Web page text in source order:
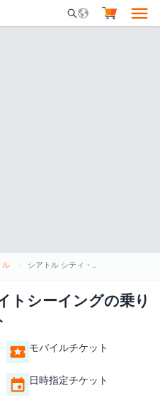
Mobile Search
ル シアトル シティ・サイトシーイングの乗り降り自由バスチケット
トシーイングの乗り
モバイルチケット
日時指定チケット